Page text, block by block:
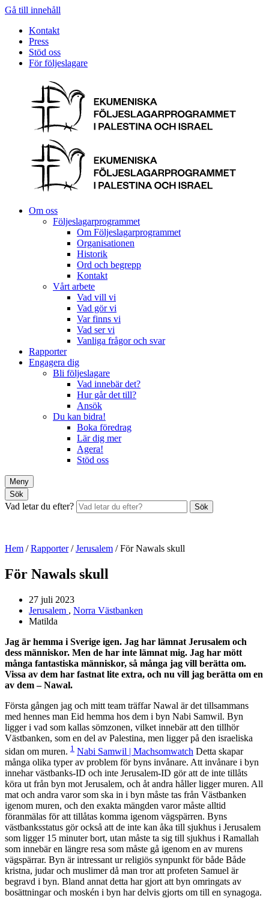
Gå till innehåll
Kontakt
Press
Stöd oss
För följeslagare
Om oss
Följeslagarprogrammet
Om Följeslagarprogrammet
Organisationen
Historik
Ord och begrepp
Kontakt
Vårt arbete
Vad vill vi
Vad gör vi
Var finns vi
Vad ser vi
Vanliga frågor och svar
Rapporter
Engagera dig
Bli följeslagare
Vad innebär det?
Hur går det till?
Ansök
Du kan bidra!
Boka föredrag
Lär dig mer
Agera!
Stöd oss
Meny
Sök
Vad letar du efter? Sök
Hem /Rapporter/Jerusalem /För Nawals skull
För Nawals skull
27 juli 2023
Jerusalem , Norra Västbanken
Matilda
Jag är hemma i Sverige igen. Jag har lämnat Jerusalem och
dess människor. Men de har inte lämnat mig. Jag har mött
många fantastiska människor, så många jag vill berätta om.
Vissa av dem har fastnat lite extra, och nu vill jag berätta om en
av dem – Nawal.
Första gången jag och mitt team träffar Nawal är det tillsammans
med hennes man Eid hemma hos dem i byn Nabi Samwil. Byn
ligger i vad som kallas sömzonen, vilket innebär att den tillhör
Västbanken, som en del av Palestina, men ligger på den israeliska
sidan om muren. 1 Nabi Samwil | Machsomwatch Detta skapar
många olika typer av problem för byns invånare. Att invånare i byn
innehar västbanks-ID och inte Jerusalem-ID gör att de inte tillåts
köra ut från byn mot Jerusalem, och åt andra håller ligger muren. All
mat och andra varor som ska in i byn måste tas från Västbanken
igenom muren, och den exakta mängden varor måste alltid
föranmälas för att tillåtas komma igenom vägspärren. Byns
västbanksstatus gör också att de inte kan åka till sjukhus i Jerusalem
som ligger 15 minuter bort, utan måste ta sig till sjukhus i Ramallah
som innebär en längre resa som måste gå igenom en av murens
vägspärrar. Byn är intressant ur religiös synpunkt för både Både
kristna, judar och muslimer då man tror att profeten Samuel är
begravd i byn. Bland annat detta har gjort att byn omringats av
bosättningar och moskén i byn har delvis gjorts om till en synagoga.